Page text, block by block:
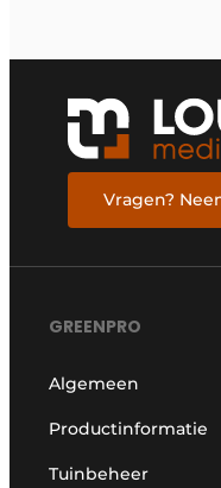
Vragen?
GREENPRO
Algemeen
Productinformatie
Tuinbeheer